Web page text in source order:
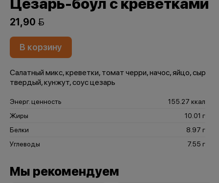
21,90 
В корзину
Салатный микс, креветки, томат черри, начос, яйцо, сыр
твердый, кунжут, соус цезарь
Энерг. ценность
155.27 ккал
Жиры
10.01 г
Белки
8.97 г
Углеводы
7.55 г
Мы рекомендуем